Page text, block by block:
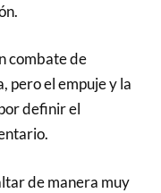
combate de
pero el empuje y la
definir el
de manera muy